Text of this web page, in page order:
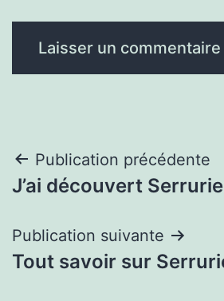
Navigation
de
l’article
Publication précédente
J’ai découvert
Publication suivante
Tout savoir sur